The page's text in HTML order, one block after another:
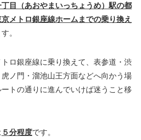
目（あおやまいっちょうめ）駅の都
メトロ銀座線ホームまでの乗り換え
。
ロ銀座線に乗り換えて、表参道・渋
ノ門・溜池山王方面などへ向かう場
トの通りに進んでいけば迷うこと移
５分程度です。